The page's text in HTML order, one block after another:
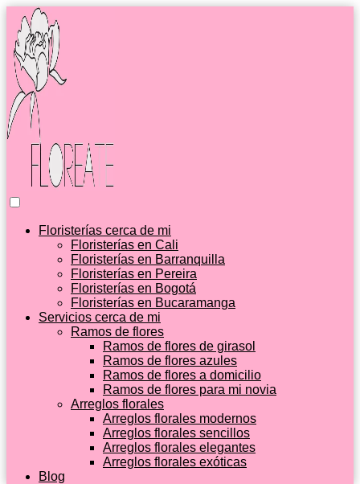
Floristerías cerca de mi
Floristerías en Cali
Floristerías en Barranquilla
Floristerías en Pereira
Floristerías en Bogotá
Floristerías en Bucaramanga
Servicios cerca de mi
Ramos de flores
Ramos de flores de girasol
Ramos de flores azules
Ramos de flores a domicilio
Ramos de flores para mi novia
Arreglos florales
Arreglos florales modernos
Arreglos florales sencillos
Arreglos florales elegantes
Arreglos florales exóticas
Blog